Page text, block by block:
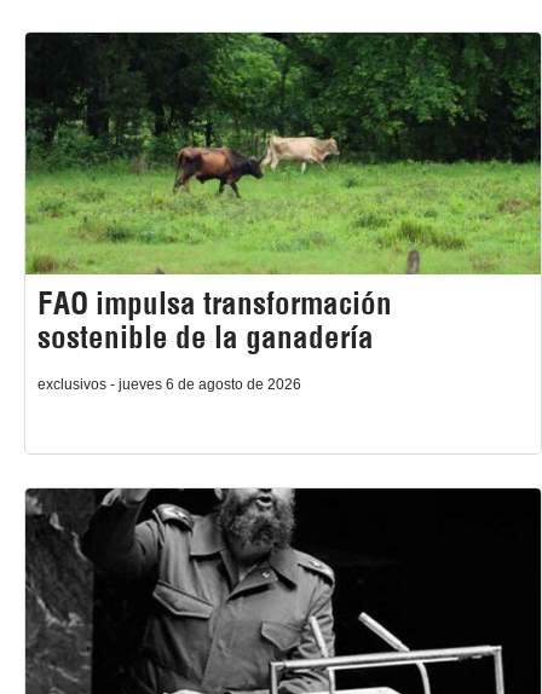
FAO impulsa transformación
sostenible de la ganadería
exclusivos - jueves 6 de agosto de 2026